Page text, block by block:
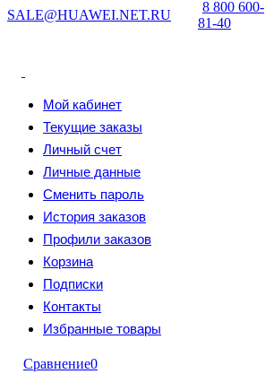
SALE@HUAWEI.NET.RU
8 800 600-
81-40
Мой кабинет
Текущие заказы
Личный счет
Личные данные
Сменить пароль
История заказов
Профили заказов
Корзина
Подписки
Контакты
Избранные товары
Сравнение0